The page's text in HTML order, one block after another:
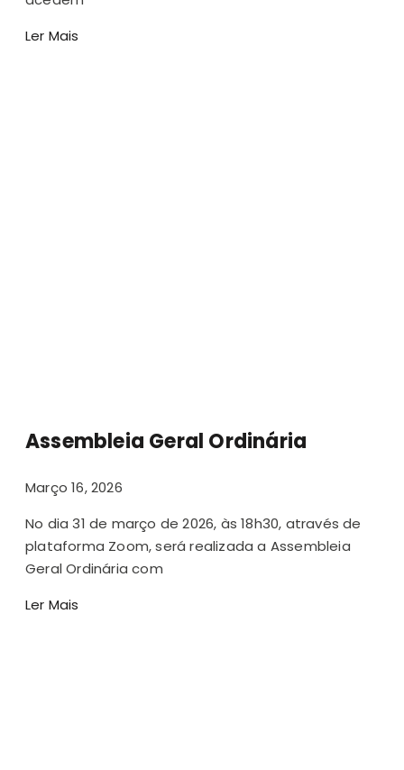
Ler Mais
Assembleia Geral Ordinária
Março 16, 2026
No dia 31 de março de 2026, às 18h30, através de
plataforma Zoom, será realizada a Assembleia
Geral Ordinária com
Ler Mais